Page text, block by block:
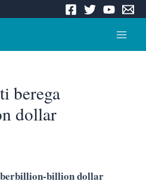
berega
dollar
berbillion-billion dollar